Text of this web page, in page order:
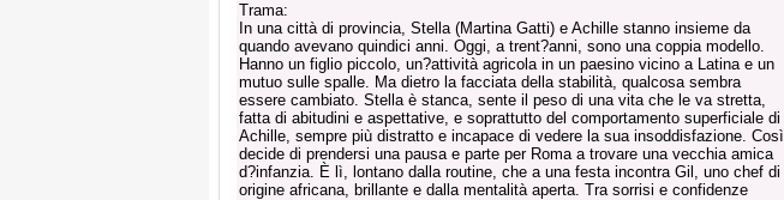
Trama:
In una città di provincia, Stella (Martina Gatti) e Achille stanno insieme da
quando avevano quindici anni. Oggi, a trent?anni, sono una coppia modello.
Hanno un figlio piccolo, un?attività agricola in un paesino vicino a Latina e un
mutuo sulle spalle. Ma dietro la facciata della stabilità, qualcosa sembra
essere cambiato. Stella è stanca, sente il peso di una vita che le va stretta,
fatta di abitudini e aspettative, e soprattutto del comportamento superficiale di
Achille, sempre più distratto e incapace di vedere la sua insoddisfazione. Così
decide di prendersi una pausa e parte per Roma a trovare una vecchia amica
d?infanzia. È lì, lontano dalla routine, che a una festa incontra Gil, uno chef di
origine africana, brillante e dalla mentalità aperta. Tra sorrisi e confidenze